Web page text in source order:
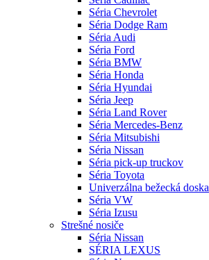
Séria Chevrolet
Séria Dodge Ram
Séria Audi
Séria Ford
Séria BMW
Séria Honda
Séria Hyundai
Séria Jeep
Séria Land Rover
Séria Mercedes-Benz
Séria Mitsubishi
Séria Nissan
Séria pick-up truckov
Séria Toyota
Univerzálna bežecká doska
Séria VW
Séria Izusu
Strešné nosiče
Séria Nissan
SÉRIA LEXUS